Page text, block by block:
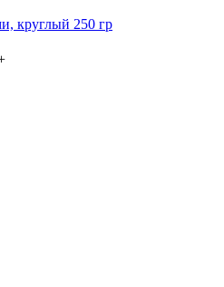
круглый 250 гр